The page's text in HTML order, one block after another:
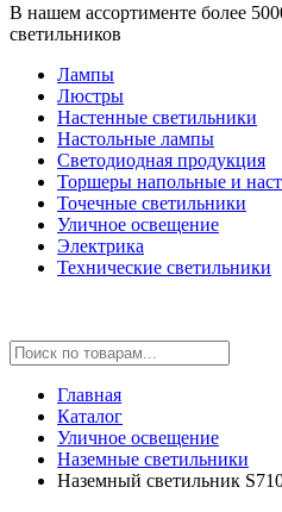
В нашем ассортименте более
светильников
Лампы
Люстры
Настенные светильники
Настольные лампы
Светодиодная продукция
Торшеры напольные и
Точечные светильники
Уличное освещение
Электрика
Технические светильники
Главная
Каталог
Уличное освещение
Наземные светильники
Наземный светильник